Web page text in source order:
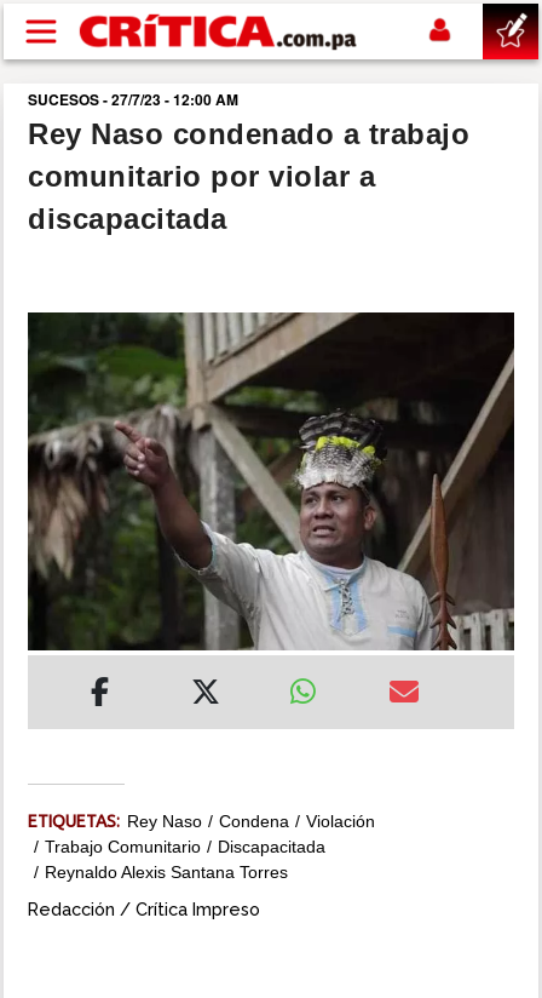
Pasar al contenido principal
buscar
SUCESOS
POLÍTICA
DEPORTES
MUNDO
MULTIMEDIA
IMPRESO
SUCESOS - 27/7/23 - 12:00 AM
Rey Naso condenado a trabajo
comunitario por violar a
discapacitada
ETIQUETAS: Rey Naso Condena
Violación
Trabajo Comunitario
Discapacitada
Reynaldo Alexis Santana Torres
Redacción / Crítica Impreso